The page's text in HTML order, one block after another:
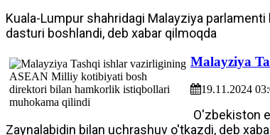
Kuala-Lumpur shahridagi Malayziya
dasturi boshlandi, deb xabar qilmoqda
Malayziya
19.11.2024
O'zbekiston
Zaynalabidin bilan uchrashuv o'tkazdi, deb